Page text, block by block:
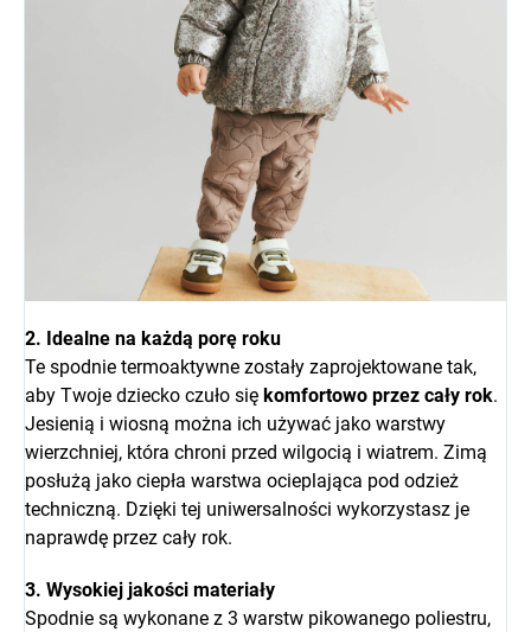
2. Idealne na każdą porę roku
Te spodnie termoaktywne zostały zaprojektowane tak,
aby Twoje dziecko czuło się komfortowo przez cały rok.
Jesienią i wiosną można ich używać jako warstwy
wierzchniej, która chroni przed wilgocią i wiatrem. Zimą
posłużą jako ciepła warstwa ocieplająca pod odzież
techniczną. Dzięki tej uniwersalności wykorzystasz je
naprawdę przez cały rok.
3. Wysokiej jakości materiały
Spodnie są wykonane z 3 warstw pikowanego poliestru,